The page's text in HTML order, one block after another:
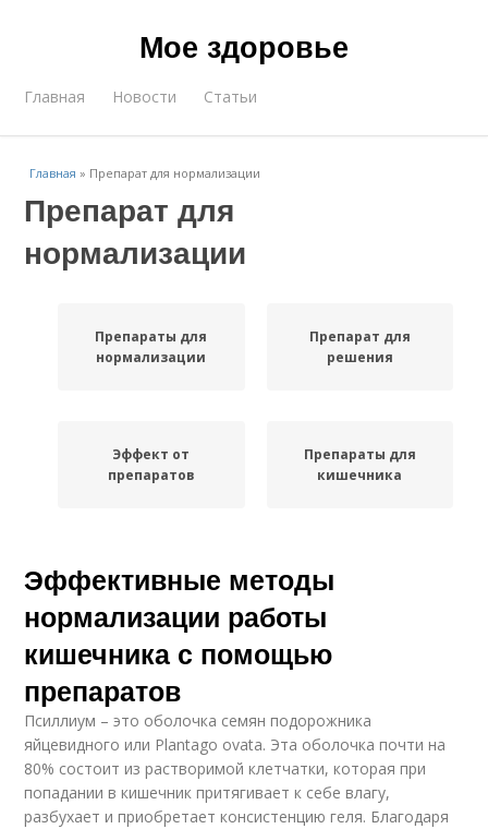
Мое здоровье
Главная Новости Статьи
Главная » Препарат для нормализации
Препарат для
нормализации
Препараты для
нормализации
Препарат для
решения
Эффект от
препаратов
Препараты для
кишечника
Эффективные методы
нормализации работы
кишечника с помощью
препаратов
Псиллиум – это оболочка семян подорожника
яйцевидного или Plantago ovata. Эта оболочка почти на
80% состоит из растворимой клетчатки, которая при
попадании в кишечник притягивает к себе влагу,
разбухает и приобретает консистенцию геля. Благодаря